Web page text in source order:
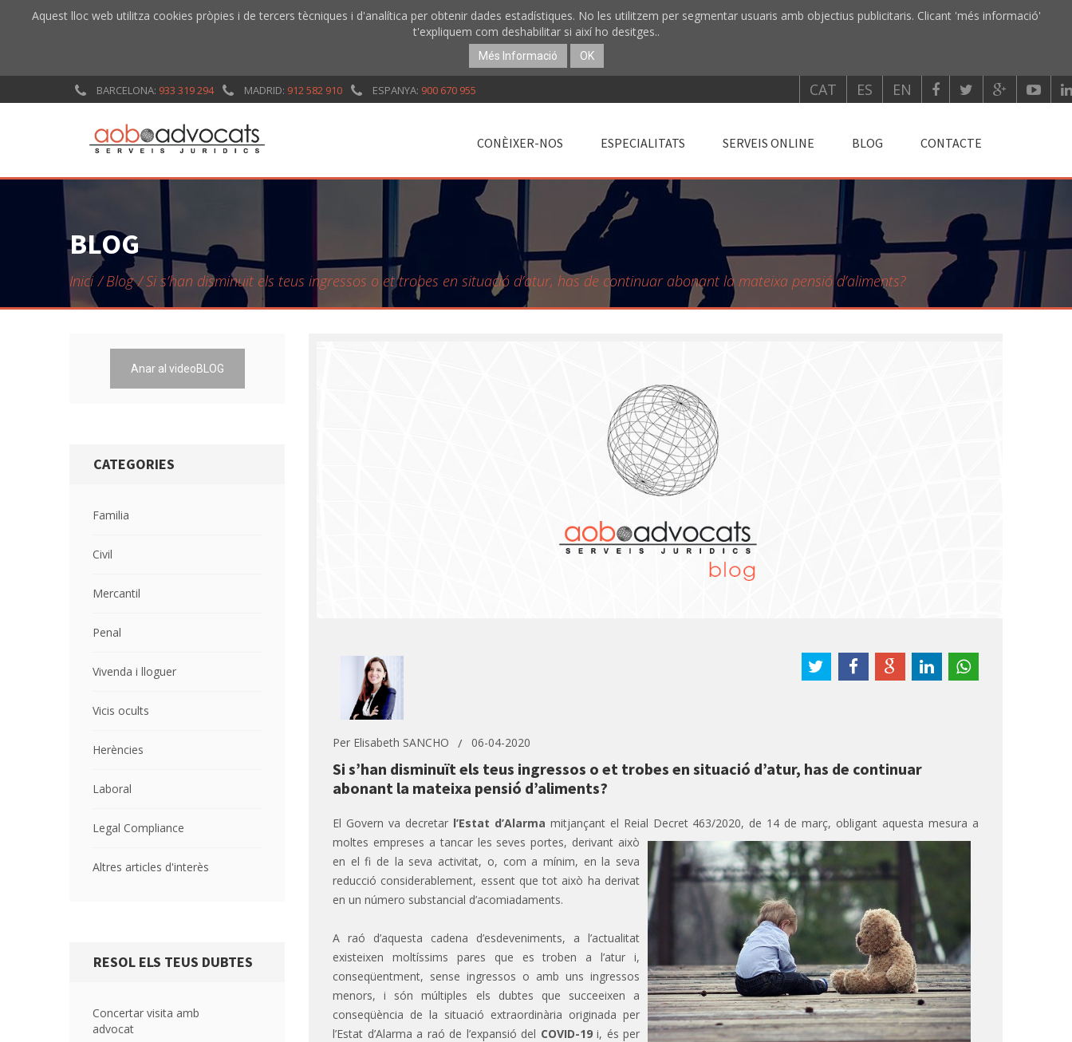
Aquest lloc web utilitza cookies pròpies i de tercers tècniques i d'analítica per obtenir dades estadístiques. No les utilitzem per segmentar usuaris amb objectius publicitaris. Clicant 'més informació'
t'expliquem com deshabilitar si així ho desitges..
Més Informació OK
BARCELONA: 933 319 294 MADRID: 912 582 910 ESPANYA: 900 670 955 CAT ES EN
CONÈIXER-NOS ESPECIALITATS SERVEIS ONLINE BLOG CONTACTE
BLOG
Inici Blog Si s’han disminuït els teus ingressos o et trobes en situació d’atur, has de continuar abonant la mateixa pensió d’aliments?
Per Elisabeth SANCHO 06-04-2020
Si s’han disminuït els teus ingressos o et trobes en situació d’atur, has de continuar
abonant la mateixa pensió d’aliments?
El Govern va decretar l’Estat d’Alarma mitjançant el Reial Decret 463/2020, de 14 de març, obligant aquesta mesura a
moltes empreses a tancar les seves portes, derivant això
en el fi de la seva activitat, o, com a mínim, en la seva
reducció considerablement, essent que tot això ha derivat
en un número substancial d’acomiadaments.
A raó d’aquesta cadena d’esdeveniments, a l’actualitat
existeixen moltíssims pares que es troben a l’atur i,
conseqüentment, sense ingressos o amb uns ingressos
menors, i són múltiples els dubtes que succeeixen a
conseqüència de la situació extraordinària originada per
l’Estat d’Alarma a raó de l’expansió del COVID-19i, és per
Anar al videoBLOG
CATEGORIES
Familia
Civil
Mercantil
Penal
Vivenda i lloguer
Vicis ocults
Herències
Laboral
Legal Compliance
Altres articles d'interès
RESOL ELS TEUS DUBTES
Concertar visita amb
advocat